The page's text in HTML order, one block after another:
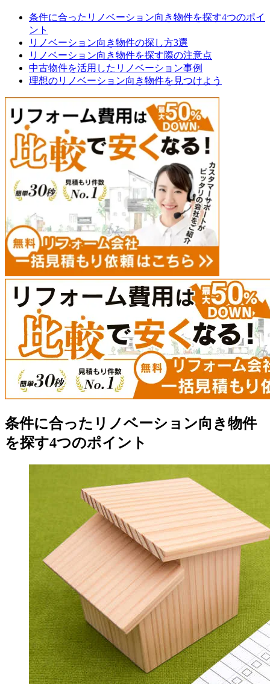
条件に合ったリノベーション向き物件を探す4つのポイ
ント
リノベーション向き物件の探し方3選
リノベーション向き物件を探す際の注意点
中古物件を活用したリノベーション事例
理想のリノベーション向き物件を見つけよう
条件に合ったリノベーション向き物件
を探す4つのポイント